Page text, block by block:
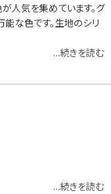
人気を集めています。グ
能な色です。生地のシリ
...続きを読む
...続きを読む